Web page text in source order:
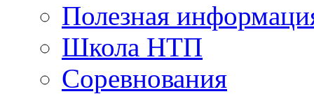
Полезная
Школа НТП
Соревнования